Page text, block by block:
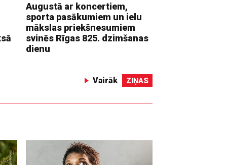
Augustā ar koncertiem,
sporta pasākumiem un ielu
mākslas priekšnesumiem
svinēs Rīgas 825. dzimšanas
dienu
Vairāk ZIŅAS